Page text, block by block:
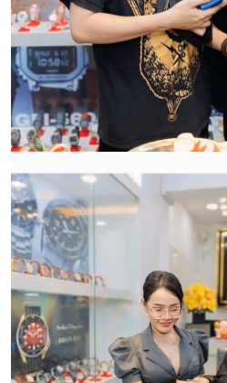
HWATCH Chuyên Nhập khẩu
Đồng Hồ Chính Hãng
CẢM ƠN QUÝ KHÁCH ĐÃ TIN
HWATCH CHUYÊN NHẬP
LOẠI ĐỒNG HỒ CHÍNH HÃNG.
CẢM ƠN QUÝ KHÁCH ĐÃ TIN
HWATCH CHUYÊN NHẬP
LOẠI ĐỒNG HỒ CHÍNH HÃNG.